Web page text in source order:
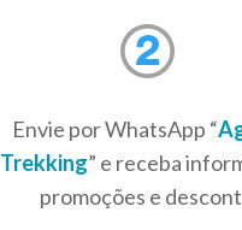
Envie por WhatsApp “
Trekking” e receba
promoções e